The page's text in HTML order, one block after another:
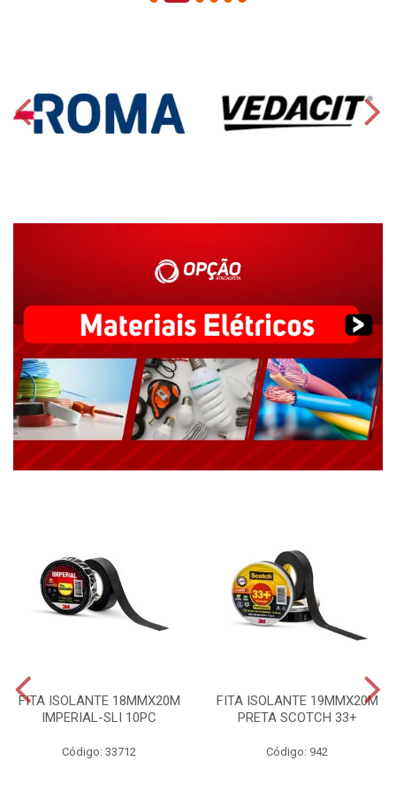
FITA ISOLANTE 18MMX20M
IMPERIAL-SLI 10PC
Código: 33712
FITA ISOLANTE 19MMX20M
PRETA SCOTCH 33+
Código: 942